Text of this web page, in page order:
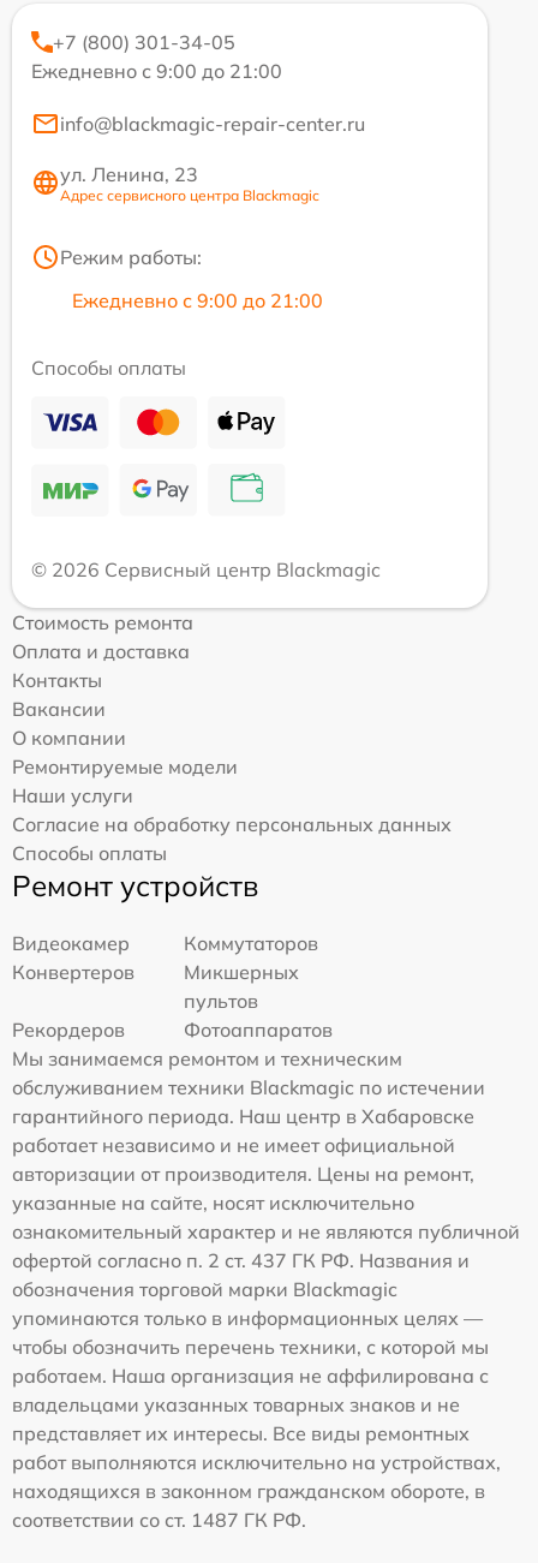
+7 (800) 301-34-05
Ежедневно с 9:00 до 21:00
info@blackmagic-repair-center.ru
ул. Ленина, 23
Адрес сервисного центра Blackmagic
Режим работы:
Ежедневно с 9:00 до 21:00
Способы оплаты
© 2026 Сервисный центр Blackmagic
Стоимость ремонта
Оплата и доставка
Контакты
Вакансии
О компании
Ремонтируемые модели
Наши услуги
Согласие на обработку персональных данных
Способы оплаты
Ремонт устройств
Видеокамер
Коммутаторов
Конвертеров
Микшерных
пультов
Рекордеров
Фотоаппаратов
Мы занимаемся ремонтом и техническим
обслуживанием техники Blackmagic по истечении
гарантийного периода. Наш центр в Хабаровске
работает независимо и не имеет официальной
авторизации от производителя. Цены на ремонт,
указанные на сайте, носят исключительно
ознакомительный характер и не являются публичной
офертой согласно п. 2 ст. 437 ГК РФ. Названия и
обозначения торговой марки Blackmagic
упоминаются только в информационных целях —
чтобы обозначить перечень техники, с которой мы
работаем. Наша организация не аффилирована с
владельцами указанных товарных знаков и не
представляет их интересы. Все виды ремонтных
работ выполняются исключительно на устройствах,
находящихся в законном гражданском обороте, в
соответствии со ст. 1487 ГК РФ.